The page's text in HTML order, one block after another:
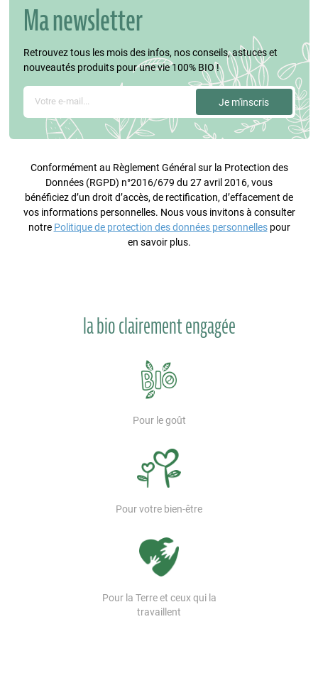
Ma newsletter
Retrouvez tous les mois des infos, nos conseils, astuces et
nouveautés produits pour une vie 100% BIO !
Conformément au Règlement Général sur la Protection des
Données (RGPD) n°2016/679 du 27 avril 2016, vous
bénéficiez d’un droit d’accès, de rectification, d’effacement de
vos informations personnelles. Nous vous invitons à consulter
notre Politique de protection des données personnellespour
en savoir plus.
la bio clairement engagée
Pour le goût
Pour votre bien-être
Pour la Terre et ceux qui la
travaillent